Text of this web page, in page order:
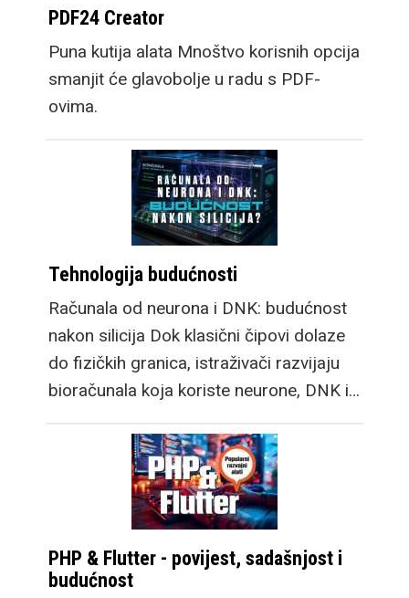
PDF24 Creator
Puna kutija alata Mnoštvo korisnih opcija
smanjit će glavobolje u radu s PDF-
ovima.
Tehnologija budućnosti
Računala od neurona i DNK: budućnost
nakon silicija Dok klasični čipovi dolaze
do fizičkih granica, istraživači razvijaju
bioračunala koja koriste neurone, DNK i…
PHP & Flutter - povijest, sadašnjost i
budućnost